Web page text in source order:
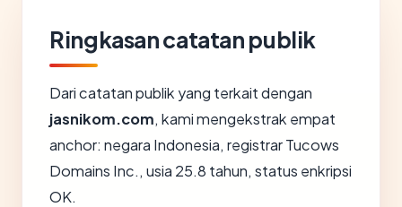
Ringkasan catatan publik
Dari catatan publik yang terkait dengan
jasnikom.com, kami mengekstrak empat
anchor: negara Indonesia, registrar Tucows
Domains Inc., usia 25.8 tahun, status enkripsi
OK.